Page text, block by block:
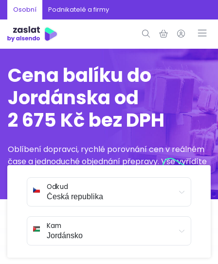
Osobní Podnikatelé a firmy
Cena balíku do
Jordánska od
2 675 Kč bez DPH
Oblíbení dopravci, rychlé porovnání cen v reálném
čase a jednoduché objednání přepravy. Vše vyřídíte
Odkud
Kam